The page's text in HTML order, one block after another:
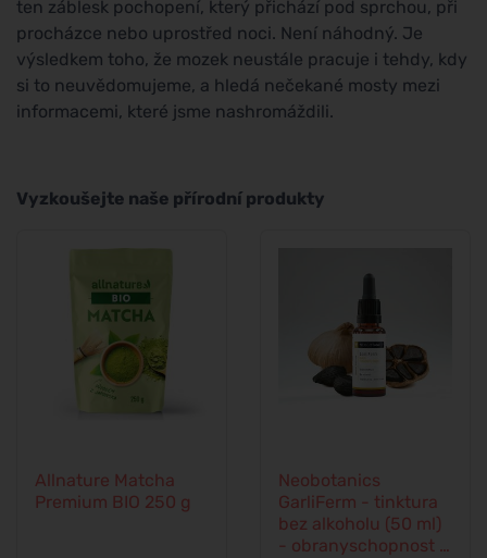
ten záblesk pochopení, který přichází pod sprchou, při
procházce nebo uprostřed noci. Není náhodný. Je
výsledkem toho, že mozek neustále pracuje i tehdy, kdy
si to neuvědomujeme, a hledá nečekané mosty mezi
informacemi, které jsme nashromáždili.
Vyzkoušejte naše přírodní produkty
Allnature Matcha
Premium BIO 250 g
Neobotanics
GarliFerm - tinktura
bez alkoholu (50 ml)
- obranyschopnost a